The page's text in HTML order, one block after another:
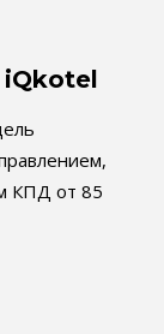
КПД от 85